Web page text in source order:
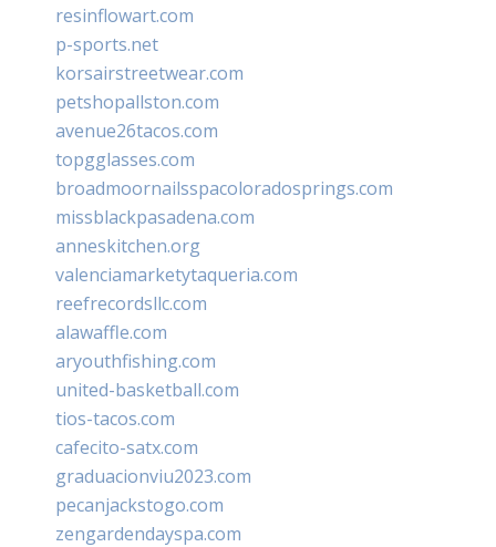
resinflowart.com
p-sports.net
korsairstreetwear.com
petshopallston.com
avenue26tacos.com
topgglasses.com
broadmoornailsspacoloradosprings.com
missblackpasadena.com
anneskitchen.org
valenciamarketytaqueria.com
reefrecordsllc.com
alawaffle.com
aryouthfishing.com
united-basketball.com
tios-tacos.com
cafecito-satx.com
graduacionviu2023.com
pecanjackstogo.com
zengardendayspa.com